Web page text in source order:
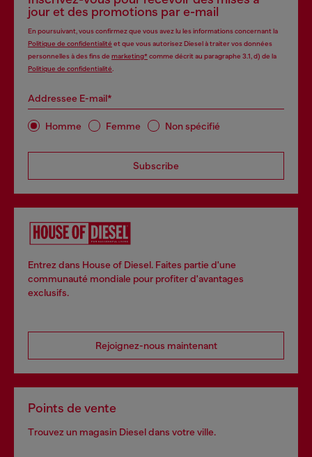
jour et des promotions par e-mail
En poursuivant, vous confirmez que vous avez lu les informations concernant la
Politique de confidentialité et que vous autorisez Diesel à traiter vos données
personnelles à des fins de marketing*comme décrit au paragraphe 3.1, d) de la
Politique de confidentialité
Addressee E-mail*
Homme Femme Non spécifié
Subscribe
Entrez dans House of Diesel. Faites partie d'une
communauté mondiale pour profiter d'avantages
exclusifs.
Rejoignez-nous maintenant
Points de vente
Trouvez un magasin Diesel dans votre ville.